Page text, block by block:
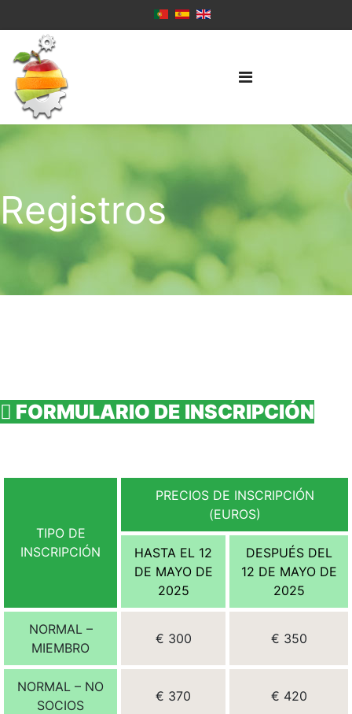
Registros
FORMULARIO DE INSCRIPCIÓN
TIPO DE
INSCRIPCIÓN
PRECIOS DE INSCRIPCIÓN
(EUROS)
HASTA EL 12
DE MAYO DE
2025
DESPUÉS DEL
12 DE MAYO DE
2025
NORMAL –
MIEMBRO
€ 300 € 350
NORMAL – NO
SOCIOS
€ 370 € 420